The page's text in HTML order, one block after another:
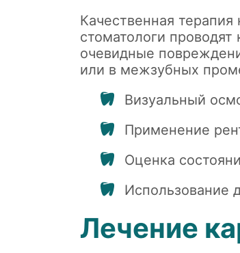
Качественная
стоматологи
очевидные
или в межзубных
Визуальный
Применение
Оценка
Использование
Лечение